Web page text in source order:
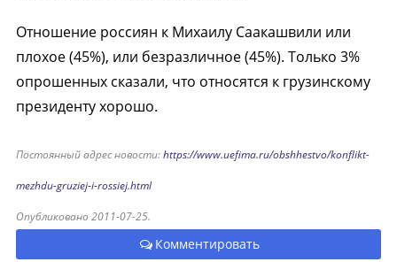
Отношение россиян к Михаилу Саакашвили или
плохое (45%), или безразличное (45%). Только 3%
опрошенных сказали, что относятся к грузинскому
президенту хорошо.
Постоянный адрес новости:https://www.uefima.ru/obshhestvo/konflikt-
mezhdu-gruziej-i-rossiej.html
Опубликовано 2011-07-25.
Комментировать